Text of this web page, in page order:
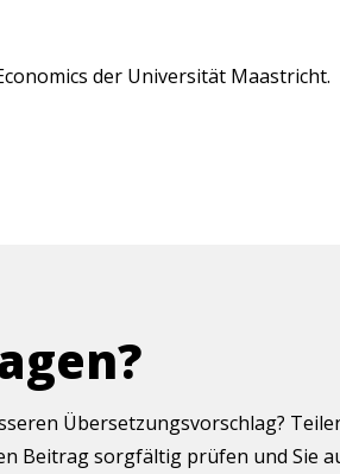
der Universität Maastricht.
Übersetzungsvorschlag?
Beitrag sorgfältig prüfen und Sie